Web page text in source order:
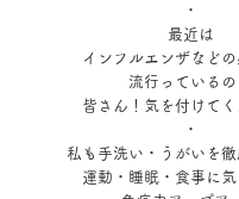
・
最近は
インフルエンザなどの
流行っている
皆さん！気を付けてく
・
私も手洗い・うがいを
運動・睡眠・食事に気